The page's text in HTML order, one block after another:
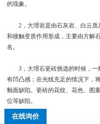
的现象。
2，大理岩是由石灰岩、白云质
和接触变质作用形成，主要由方解
名。
3，大理石瓷砖挑选的时候，一
有凹凸感；在光线充足的情况下，
釉面缺陷。瓷砖的花纹、花色、图
位等缺陷。
在线询价